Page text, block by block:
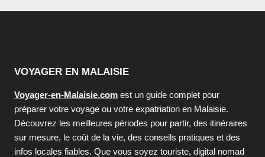
VOYAGER EN MALAISIE
Voyager-en-Malaisie.com est un guide complet pour
préparer votre voyage ou votre expatriation en Malaisie.
Découvrez les meilleures périodes pour partir, des itinéraires
sur mesure, le coût de la vie, des conseils pratiques et des
infos locales fiables. Que vous soyez touriste, digital nomad